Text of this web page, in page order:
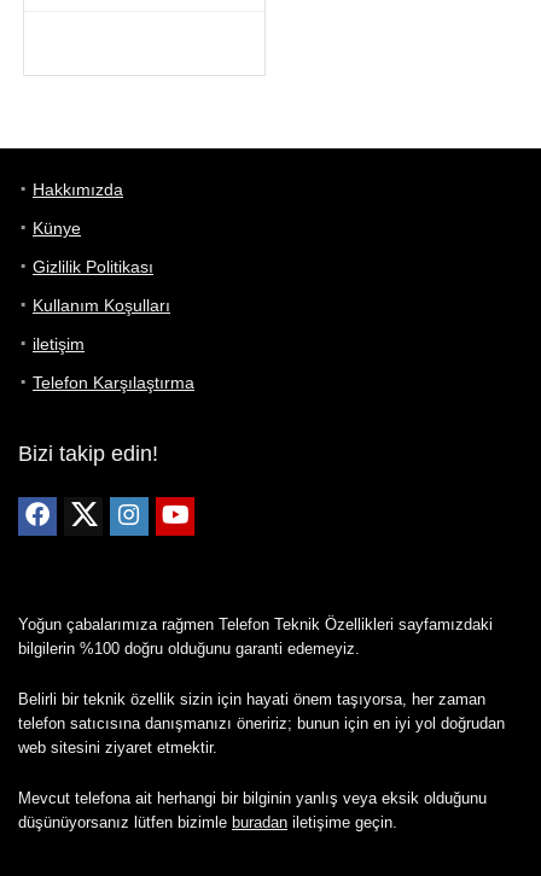
Hakkımızda
Künye
Gizlilik Politikası
Kullanım Koşulları
iletişim
Telefon Karşılaştırma
Bizi takip edin!
Yoğun çabalarımıza rağmen Telefon Teknik Özellikleri sayfamızdaki
bilgilerin %100 doğru olduğunu garanti edemeyiz.
Belirli bir teknik özellik sizin için hayati önem taşıyorsa, her zaman
telefon satıcısına danışmanızı öneririz; bunun için en iyi yol doğrudan
web sitesini ziyaret etmektir.
Mevcut telefona ait herhangi bir bilginin yanlış veya eksik olduğunu
düşünüyorsanız lütfen bizimle buradan iletişime geçin.